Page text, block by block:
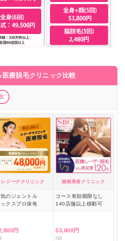
療脱毛クリニック比較
レジーナクリニック 湘南美容クリニック
気のジェントル
クスプロ保有
コース有効期限なし
140店舗以上移動可
円 53,800円
5回